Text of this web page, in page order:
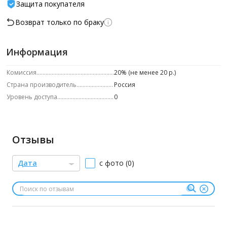
Защита покупателя
Возврат только по браку
Информация
Комиссия
20% (не менее 20 р.)
Страна производитель
Россия
Уровень доступа
0
Отзывы
Дата с фото (0)